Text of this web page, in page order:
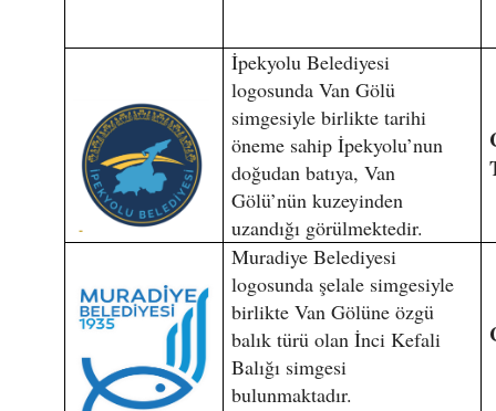
İpekyolu Belediyesi
logosunda Van Gölü
simgesiyle birlikte tarihi
öneme sahip İpekyolu’nun
doğudan batıya, Van
Gölü’nün kuzeyinden
uzandığı görülmektedir.
Muradiye Belediyesi
logosunda şelale simgesiyle
birlikte Van Gölüne özgü
balık türü olan İnci Kefali
Balığı simgesi
bulunmaktadır.